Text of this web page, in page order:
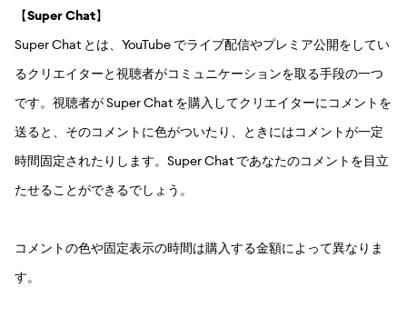
【Super Chat】
Super Chat とは、YouTube でライブ配信やプレミア公開をしてい
るクリエイターと視聴者がコミュニケーションを取る手段の一つ
です。視聴者が Super Chat を購入してクリエイターにコメントを
送ると、そのコメントに色がついたり、ときにはコメントが一定
時間固定されたりします。Super Chat であなたのコメントを目立
たせることができるでしょう。
コメントの色や固定表示の時間は購入する金額によって異なりま
す。